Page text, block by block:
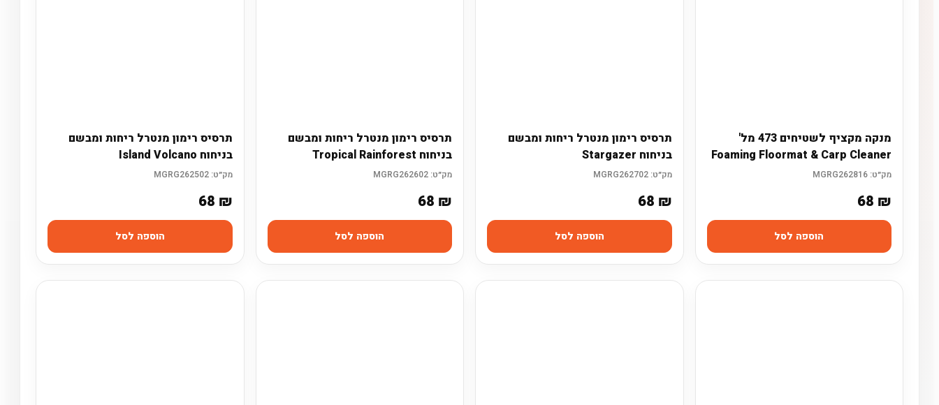
מנקה מקציף לשטיחים 473 מל'
Foaming Floormat & Carp Cleaner
מק״ט:
68 ₪
הוספה לסל
תרסיס רימון מנטרל ריחות ומבשם
בניחוח Stargazer
מק״ט: MGRG262702
68 ₪
הוספה לסל
תרסיס רימון מנטרל ריחות ומבשם
בניחוח Tropical Rainforest
מק״ט:
68 ₪
הוספה לסל
תרסיס רימון מנטרל ריחות ומבשם
בניחוח Island Volcano
מק״ט: MGRG262502
68 ₪
הוספה לסל